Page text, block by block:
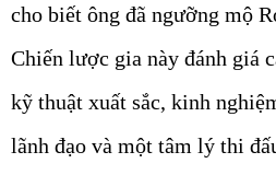
cho biết ông đã ngưỡng mộ
Chiến lược gia này đánh giá
kỹ thuật xuất sắc, kinh
lãnh đạo và một tâm lý thi